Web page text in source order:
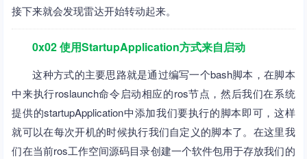
接下来就会发现雷达开始转动起来。
0x02 使用StartupApplication方式来自启动
这种方式的主要思路就是通过编写一个bash脚本，在脚本
中来执行roslaunch命令启动相应的ros节点，然后我们在系统
提供的startupApplication中添加我们要执行的脚本即可，这样
就可以在每次开机的时候执行我们自定义的脚本了。在这里我
们在当前ros工作空间源码目录创建一个软件包用于存放我们的